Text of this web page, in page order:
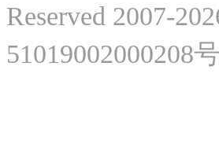
Reserved 2007-
51019002000208号